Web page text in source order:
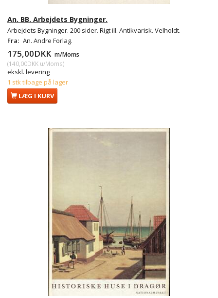
An. BB. Arbejdets Bygninger.
Arbejdets Bygninger. 200 sider. Rigt ill. Antikvarisk. Velholdt.
Fra: An. Andre Forlag.
175,00DKK m/Moms
(140,00DKK u/Moms)
ekskl. levering
1 stk tilbage på lager
LÆG I KURV